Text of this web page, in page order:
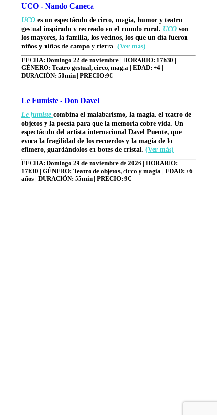
UCO - Nando Caneca
UCO es un espectáculo de circo, magia, humor y teatro
gestual inspirado y recreado en el mundo rural. UCO son
los mayores, la familia, los vecinos, los que un día fueron
niños y niñas de campo y tierra. (Ver más)
FECHA: Domingo 22 de noviembre | HORARIO: 17h30 |
GÉNERO: Teatro gestual, circo, magia | EDAD: +4 |
DURACIÓN: 50min | PRECIO:9€
Le Fumiste - Don Davel
Le fumiste combina el malabarismo, la magia, el teatro de
objetos y la poesía para que la memoria cobre vida. Un
espectáculo del artista internacional Davel Puente, que
evoca la fragilidad de los recuerdos y la magia de lo
efímero, guardándolos en botes de cristal. (Ver más)
FECHA: Domingo 29 de noviembre de 2026 | HORARIO:
17h30 | GÉNERO: Teatro de objetos, circo y magia | EDAD: +6
años | DURACIÓN: 55min | PRECIO: 9€